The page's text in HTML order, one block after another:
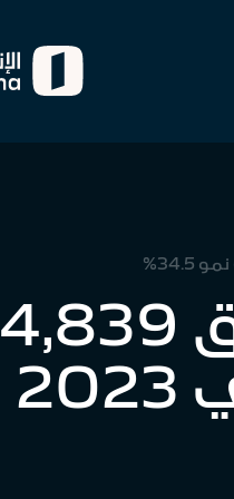
مصرف الإنماء يحقق 4,839
مليون ريال أرباحاً في 2023